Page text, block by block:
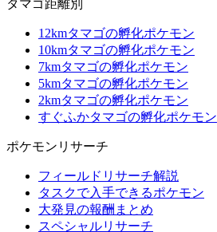
タマゴ距離別
12kmタマゴの孵化ポケモン
10kmタマゴの孵化ポケモン
7kmタマゴの孵化ポケモン
5kmタマゴの孵化ポケモン
2kmタマゴの孵化ポケモン
すぐふかタマゴの孵化ポケモン
ポケモンリサーチ
フィールドリサーチ解説
タスクで入手できるポケモン
大発見の報酬まとめ
スペシャルリサーチ